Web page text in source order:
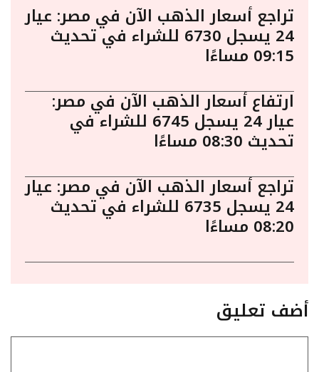
تراجع أسعار الذهب الآن في مصر: عيار
24 يسجل 6730 للشراء في تحديث
09:15 مساءًا
ارتفاع أسعار الذهب الآن في مصر:
عيار 24 يسجل 6745 للشراء في
تحديث 08:30 مساءًا
تراجع أسعار الذهب الآن في مصر: عيار
24 يسجل 6735 للشراء في تحديث
08:20 مساءًا
أضف تعليق